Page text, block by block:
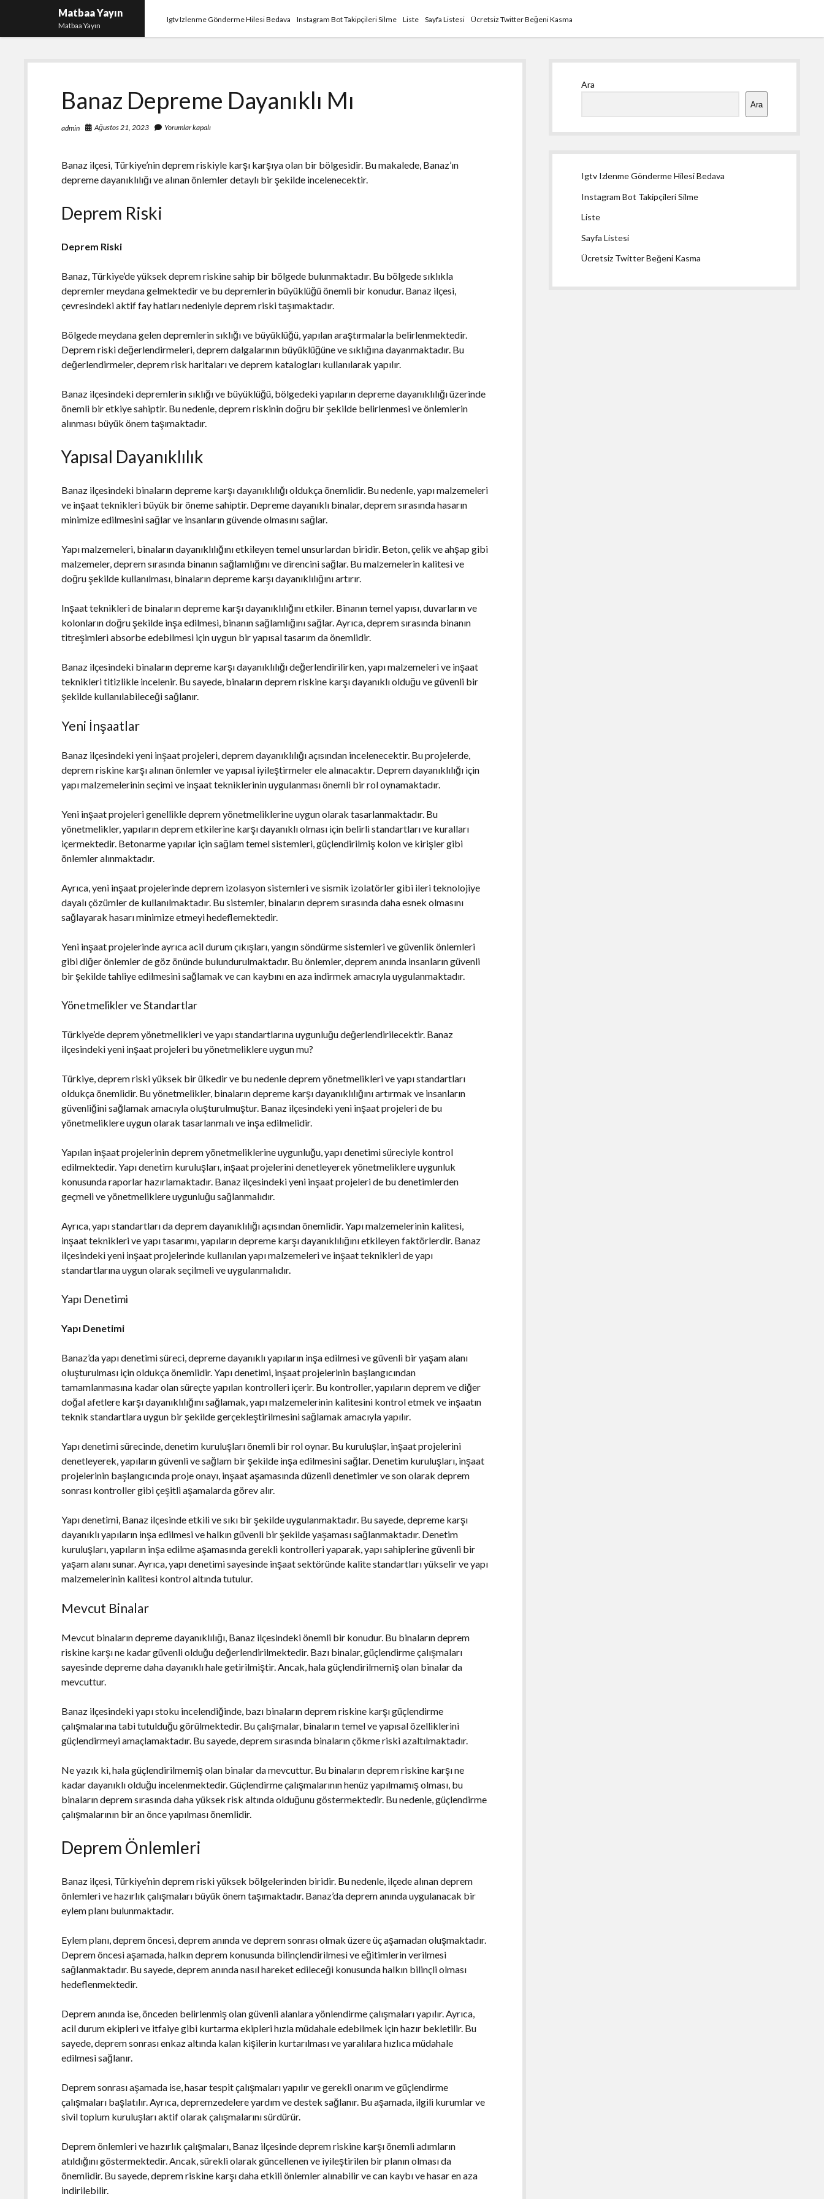
Matbaa Yayın
Matbaa Yayın
Igtv Izlenme Gönderme Hilesi Bedava Instagram Bot Takipçileri Silme Liste Sayfa Listesi Ücretsiz Twitter Beğeni Kasma
Banaz Depreme Dayanıklı Mı
admin Ağustos 21, 2023 Yorumlar kapalı
Banaz ilçesi, Türkiye’nin deprem riskiyle karşı karşıya olan bir bölgesidir. Bu makalede, Banaz’ın
depreme dayanıklılığı ve alınan önlemler detaylı bir şekilde incelenecektir.
Deprem Riski
Deprem Riski
Banaz, Türkiye’de yüksek deprem riskine sahip bir bölgede bulunmaktadır. Bu bölgede sıklıkla
depremler meydana gelmektedir ve bu depremlerin büyüklüğü önemli bir konudur. Banaz ilçesi,
çevresindeki aktif fay hatları nedeniyle deprem riski taşımaktadır.
Bölgede meydana gelen depremlerin sıklığı ve büyüklüğü, yapılan araştırmalarla belirlenmektedir.
Deprem riski değerlendirmeleri, deprem dalgalarının büyüklüğüne ve sıklığına dayanmaktadır. Bu
değerlendirmeler, deprem risk haritaları ve deprem katalogları kullanılarak yapılır.
Banaz ilçesindeki depremlerin sıklığı ve büyüklüğü, bölgedeki yapıların depreme dayanıklılığı üzerinde
önemli bir etkiye sahiptir. Bu nedenle, deprem riskinin doğru bir şekilde belirlenmesi ve önlemlerin
alınması büyük önem taşımaktadır.
Yapısal Dayanıklılık
Banaz ilçesindeki binaların depreme karşı dayanıklılığı oldukça önemlidir. Bu nedenle, yapı malzemeleri
ve inşaat teknikleri büyük bir öneme sahiptir. Depreme dayanıklı binalar, deprem sırasında hasarın
minimize edilmesini sağlar ve insanların güvende olmasını sağlar.
Yapı malzemeleri, binaların dayanıklılığını etkileyen temel unsurlardan biridir. Beton, çelik ve ahşap gibi
malzemeler, deprem sırasında binanın sağlamlığını ve direncini sağlar. Bu malzemelerin kalitesi ve
doğru şekilde kullanılması, binaların depreme karşı dayanıklılığını artırır.
Inşaat teknikleri de binaların depreme karşı dayanıklılığını etkiler. Binanın temel yapısı, duvarların ve
kolonların doğru şekilde inşa edilmesi, binanın sağlamlığını sağlar. Ayrıca, deprem sırasında binanın
titreşimleri absorbe edebilmesi için uygun bir yapısal tasarım da önemlidir.
Banaz ilçesindeki binaların depreme karşı dayanıklılığı değerlendirilirken, yapı malzemeleri ve inşaat
teknikleri titizlikle incelenir. Bu sayede, binaların deprem riskine karşı dayanıklı olduğu ve güvenli bir
şekilde kullanılabileceği sağlanır.
Yeni İnşaatlar
Banaz ilçesindeki yeni inşaat projeleri, deprem dayanıklılığı açısından incelenecektir. Bu projelerde,
deprem riskine karşı alınan önlemler ve yapısal iyileştirmeler ele alınacaktır. Deprem dayanıklılığı için
yapı malzemelerinin seçimi ve inşaat tekniklerinin uygulanması önemli bir rol oynamaktadır.
Yeni inşaat projeleri genellikle deprem yönetmeliklerine uygun olarak tasarlanmaktadır. Bu
yönetmelikler, yapıların deprem etkilerine karşı dayanıklı olması için belirli standartları ve kuralları
içermektedir. Betonarme yapılar için sağlam temel sistemleri, güçlendirilmiş kolon ve kirişler gibi
önlemler alınmaktadır.
Ayrıca, yeni inşaat projelerinde deprem izolasyon sistemleri ve sismik izolatörler gibi ileri teknolojiye
dayalı çözümler de kullanılmaktadır. Bu sistemler, binaların deprem sırasında daha esnek olmasını
sağlayarak hasarı minimize etmeyi hedeflemektedir.
Yeni inşaat projelerinde ayrıca acil durum çıkışları, yangın söndürme sistemleri ve güvenlik önlemleri
gibi diğer önlemler de göz önünde bulundurulmaktadır. Bu önlemler, deprem anında insanların güvenli
bir şekilde tahliye edilmesini sağlamak ve can kaybını en aza indirmek amacıyla uygulanmaktadır.
Yönetmelikler ve Standartlar
Türkiye’de deprem yönetmelikleri ve yapı standartlarına uygunluğu değerlendirilecektir. Banaz
ilçesindeki yeni inşaat projeleri bu yönetmeliklere uygun mu?
Türkiye, deprem riski yüksek bir ülkedir ve bu nedenle deprem yönetmelikleri ve yapı standartları
oldukça önemlidir. Bu yönetmelikler, binaların depreme karşı dayanıklılığını artırmak ve insanların
güvenliğini sağlamak amacıyla oluşturulmuştur. Banaz ilçesindeki yeni inşaat projeleri de bu
yönetmeliklere uygun olarak tasarlanmalı ve inşa edilmelidir.
Yapılan inşaat projelerinin deprem yönetmeliklerine uygunluğu, yapı denetimi süreciyle kontrol
edilmektedir. Yapı denetim kuruluşları, inşaat projelerini denetleyerek yönetmeliklere uygunluk
konusunda raporlar hazırlamaktadır. Banaz ilçesindeki yeni inşaat projeleri de bu denetimlerden
geçmeli ve yönetmeliklere uygunluğu sağlanmalıdır.
Ayrıca, yapı standartları da deprem dayanıklılığı açısından önemlidir. Yapı malzemelerinin kalitesi,
inşaat teknikleri ve yapı tasarımı, yapıların depreme karşı dayanıklılığını etkileyen faktörlerdir. Banaz
ilçesindeki yeni inşaat projelerinde kullanılan yapı malzemeleri ve inşaat teknikleri de yapı
standartlarına uygun olarak seçilmeli ve uygulanmalıdır.
Yapı Denetimi
Yapı Denetimi
Banaz’da yapı denetimi süreci, depreme dayanıklı yapıların inşa edilmesi ve güvenli bir yaşam alanı
oluşturulması için oldukça önemlidir. Yapı denetimi, inşaat projelerinin başlangıcından
tamamlanmasına kadar olan süreçte yapılan kontrolleri içerir. Bu kontroller, yapıların deprem ve diğer
doğal afetlere karşı dayanıklılığını sağlamak, yapı malzemelerinin kalitesini kontrol etmek ve inşaatın
teknik standartlara uygun bir şekilde gerçekleştirilmesini sağlamak amacıyla yapılır.
Yapı denetimi sürecinde, denetim kuruluşları önemli bir rol oynar. Bu kuruluşlar, inşaat projelerini
denetleyerek, yapıların güvenli ve sağlam bir şekilde inşa edilmesini sağlar. Denetim kuruluşları, inşaat
projelerinin başlangıcında proje onayı, inşaat aşamasında düzenli denetimler ve son olarak deprem
sonrası kontroller gibi çeşitli aşamalarda görev alır.
Yapı denetimi, Banaz ilçesinde etkili ve sıkı bir şekilde uygulanmaktadır. Bu sayede, depreme karşı
dayanıklı yapıların inşa edilmesi ve halkın güvenli bir şekilde yaşaması sağlanmaktadır. Denetim
kuruluşları, yapıların inşa edilme aşamasında gerekli kontrolleri yaparak, yapı sahiplerine güvenli bir
yaşam alanı sunar. Ayrıca, yapı denetimi sayesinde inşaat sektöründe kalite standartları yükselir ve yapı
malzemelerinin kalitesi kontrol altında tutulur.
Mevcut Binalar
Mevcut binaların depreme dayanıklılığı, Banaz ilçesindeki önemli bir konudur. Bu binaların deprem
riskine karşı ne kadar güvenli olduğu değerlendirilmektedir. Bazı binalar, güçlendirme çalışmaları
sayesinde depreme daha dayanıklı hale getirilmiştir. Ancak, hala güçlendirilmemiş olan binalar da
mevcuttur.
Banaz ilçesindeki yapı stoku incelendiğinde, bazı binaların deprem riskine karşı güçlendirme
çalışmalarına tabi tutulduğu görülmektedir. Bu çalışmalar, binaların temel ve yapısal özelliklerini
güçlendirmeyi amaçlamaktadır. Bu sayede, deprem sırasında binaların çökme riski azaltılmaktadır.
Ne yazık ki, hala güçlendirilmemiş olan binalar da mevcuttur. Bu binaların deprem riskine karşı ne
kadar dayanıklı olduğu incelenmektedir. Güçlendirme çalışmalarının henüz yapılmamış olması, bu
binaların deprem sırasında daha yüksek risk altında olduğunu göstermektedir. Bu nedenle, güçlendirme
çalışmalarının bir an önce yapılması önemlidir.
Deprem Önlemleri
Banaz ilçesi, Türkiye’nin deprem riski yüksek bölgelerinden biridir. Bu nedenle, ilçede alınan deprem
önlemleri ve hazırlık çalışmaları büyük önem taşımaktadır. Banaz’da deprem anında uygulanacak bir
eylem planı bulunmaktadır.
Eylem planı, deprem öncesi, deprem anında ve deprem sonrası olmak üzere üç aşamadan oluşmaktadır.
Deprem öncesi aşamada, halkın deprem konusunda bilinçlendirilmesi ve eğitimlerin verilmesi
sağlanmaktadır. Bu sayede, deprem anında nasıl hareket edileceği konusunda halkın bilinçli olması
hedeflenmektedir.
Deprem anında ise, önceden belirlenmiş olan güvenli alanlara yönlendirme çalışmaları yapılır. Ayrıca,
acil durum ekipleri ve itfaiye gibi kurtarma ekipleri hızla müdahale edebilmek için hazır bekletilir. Bu
sayede, deprem sonrası enkaz altında kalan kişilerin kurtarılması ve yaralılara hızlıca müdahale
edilmesi sağlanır.
Deprem sonrası aşamada ise, hasar tespit çalışmaları yapılır ve gerekli onarım ve güçlendirme
çalışmaları başlatılır. Ayrıca, depremzedelere yardım ve destek sağlanır. Bu aşamada, ilgili kurumlar ve
sivil toplum kuruluşları aktif olarak çalışmalarını sürdürür.
Deprem önlemleri ve hazırlık çalışmaları, Banaz ilçesinde deprem riskine karşı önemli adımların
atıldığını göstermektedir. Ancak, sürekli olarak güncellenen ve iyileştirilen bir planın olması da
önemlidir. Bu sayede, deprem riskine karşı daha etkili önlemler alınabilir ve can kaybı ve hasar en aza
indirilebilir.
Ara
Ara
Igtv Izlenme Gönderme Hilesi Bedava
Instagram Bot Takipçileri Silme
Liste
Sayfa Listesi
Ücretsiz Twitter Beğeni Kasma